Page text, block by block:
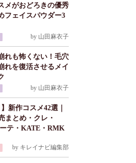
メがおどろきの優秀
フェイスパウダー3
by 山田麻衣子
れも怖くない！毛穴
れを復活させるメイ
by 山田麻衣子
】新作コスメ42選｜
まとめ・クレ・
ーテ・KATE・RMK
by キレイナビ編集部